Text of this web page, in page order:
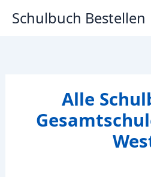
InhaltSchulbuch Bestellen
Alle